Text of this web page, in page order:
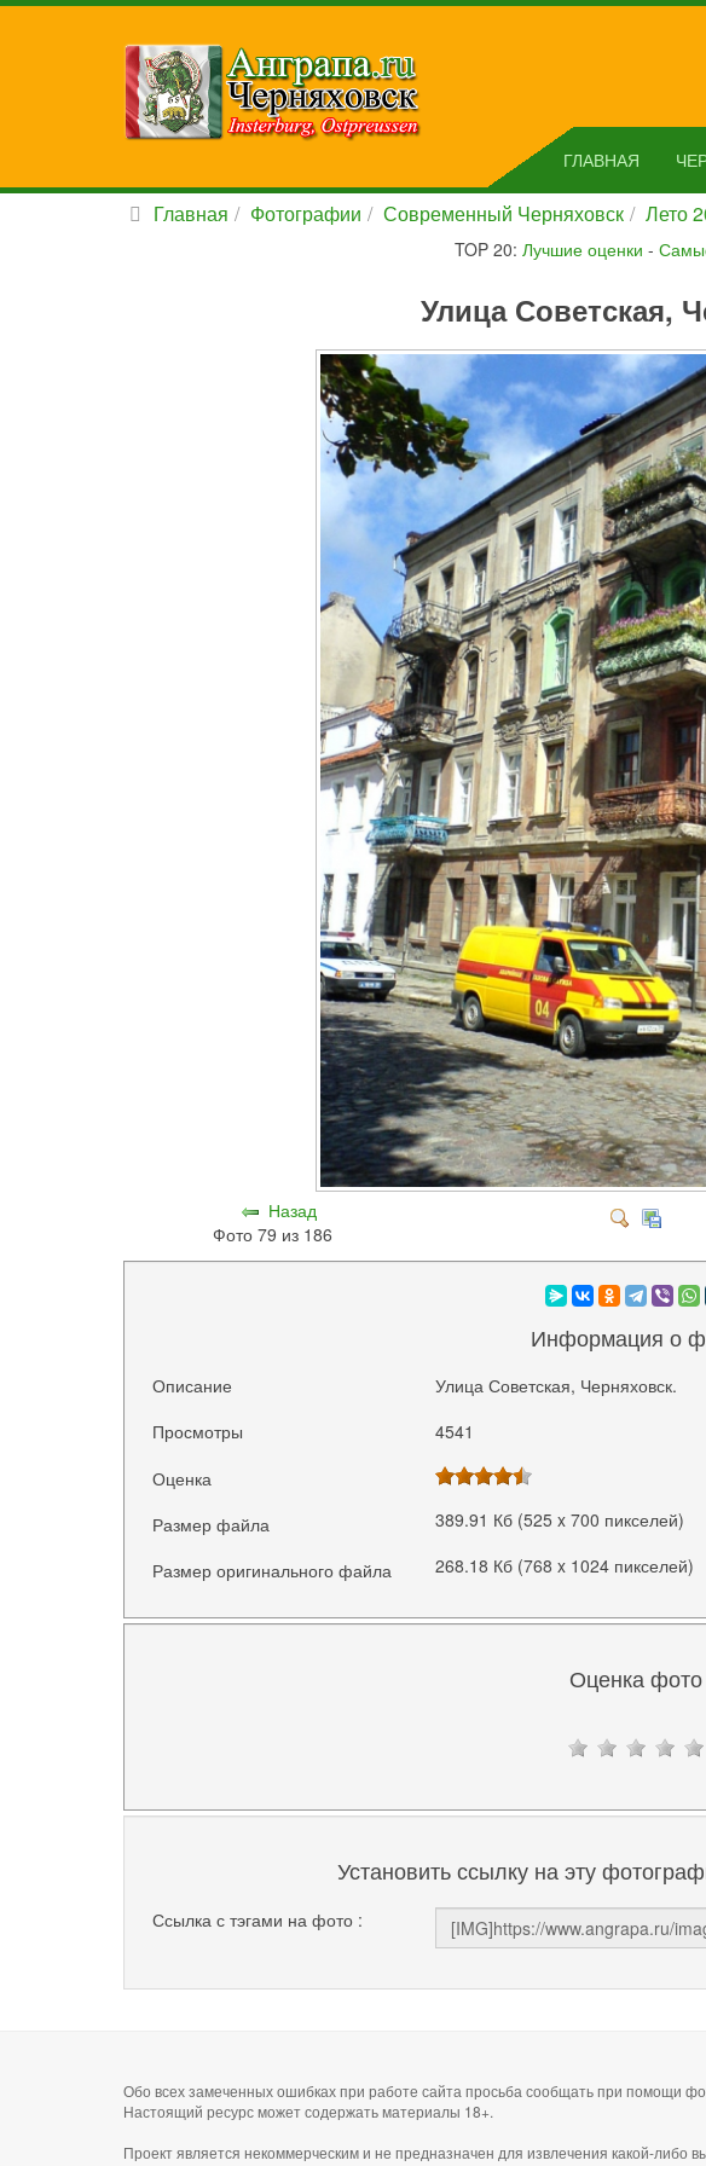
ГЛАВНАЯ
Главная Фотографии Современный Черняховск Лето
TOP 20: Лучшие оценки -
Улица Советская,
Назад
Фото 79 из 186
Информация о
Описание
Улица Советская, Черняховск.
Просмотры
4541
Оценка
Размер файла
389.91 Кб (525 x 700 пикселей)
Размер оригинального файла 268.18 Кб (768 x 1024 пикселей)
Оценка фото
Установить ссылку на эту
Ссылка с тэгами на фото :
Обо всех замеченных ошибках при работе сайта просьба сообщать при помощи
Настоящий ресурс может содержать материалы 18+.
Проект является некоммерческим и не предназначен для извлечения какой-либо